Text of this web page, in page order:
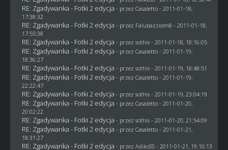
RE: Zgadywanka - Fotki 2 edycja - przez Casaletto- 2011-01-18,
17:38:32
RE: Zgadywanka - Fotki 2 edycja - przez Falubazziom8 - 2011-01-18,
17:55:38
RE: Zgadywanka - Fotki 2 edycja - przez sothis- 2011-01-18, 18:16:05
RE: Zgadywanka - Fotki 2 edycja - przez Casaletto- 2011-01-19,
18:36:27
RE: Zgadywanka - Fotki 2 edycja - przez sothis- 2011-01-19, 18:48:51
RE: Zgadywanka - Fotki 2 edycja - przez Casaletto- 2011-01-19,
22:22:47
RE: Zgadywanka - Fotki 2 edycja - przez sothis- 2011-01-19, 23:04:19
RE: Zgadywanka - Fotki 2 edycja - przez Casaletto- 2011-01-20,
20:02:22
RE: Zgadywanka - Fotki 2 edycja - przez sothis- 2011-01-20, 21:54:09
RE: Zgadywanka - Fotki 2 edycja - przez Casaletto- 2011-01-21,
18:31:27
RE: Zgadywanka - Fotki 2 edycja - przez AdikoSS - 2011-01-21, 19:10:13